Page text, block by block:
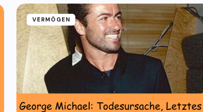
VERMÖGEN